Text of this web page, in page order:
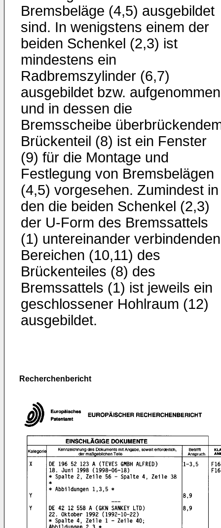
Bremsbeläge (4,5) ausgebildet
sind. In wenigstens einem der
beiden Schenkel (2,3) ist
mindestens ein
Radbremszylinder (6,7)
ausgebildet bzw.
und in dessen die
Bremsscheibe
Brückenteil (8) ist ein Fenster
(9) für die Montage und
Festlegung von Bremsbelägen
(4,5) vorgesehen. Zumindest in
den die beiden Schenkel (2,3)
der U-Form des Bremssattels
(1) untereinander verbindenden
Bereichen (10,11) des
Brückenteiles (8) des
Bremssattels (1) ist jeweils ein
geschlossener Hohlraum (12)
ausgebildet.
Recherchenbericht